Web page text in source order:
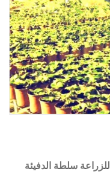
سلطة الدفيئة